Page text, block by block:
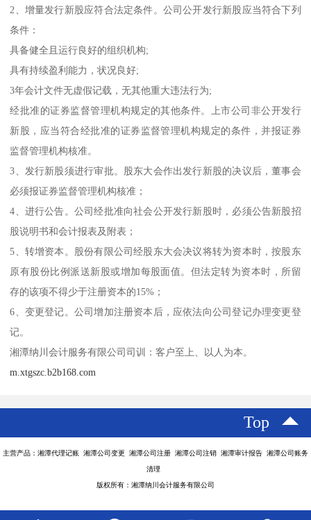
2、增量发行新股应符合法定条件。公司公开发行新股应当符合下列
条件：
具备健全且运行良好的组织机构;
具有持续盈利能力，状况良好;
3年会计文件无虚假记载，无其他重大违法行为;
经批准的证券监督管理机构规定的其他条件。上市公司非公开发行
新股，应当符合经批准的证券监督管理机构规定的条件，并报证券
监督管理机构核准。
3、发行新股须进行审批。股东大会作出发行新股的决议后，董事会
必须报证券监督管理机构核准；
4、进行公告。公司经批准向社会公开发行新股时，必须公告新股招
股说明书和会计报表及附表；
5、转增资本。股份有限公司经股东大会决议将转为资本时，按股东
原有股份比例派送新股或增加每股面值。但法定转为资本时，所留
存的该项不得少于注册资本的15%；
6、变更登记。公司增加注册资本后，应依法向公司登记办理变更登
记。
湘潭纳川会计服务有限公司司训：客户至上、以人为本。
m.xtgszc.b2b168.com
Top
主营产品：湘潭代理记账 湘潭公司变更 湘潭公司注册 湘潭公司注销 湘潭审计报告 湘潭公司账务
清理
版权所有：湘潭纳川会计服务有限公司